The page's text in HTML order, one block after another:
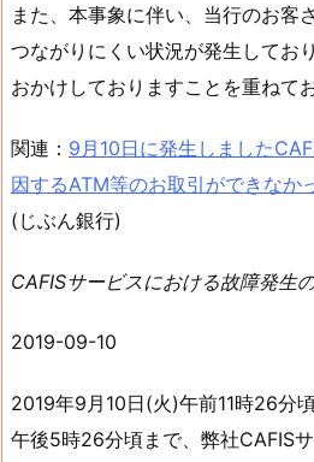
また、本事象に伴い、当行のお客
つながりにくい状況が発生してお
おかけしておりますことを重ねて
関連： 9月10日に発生しました
因するATM等のお取引ができなか
(じぶん銀行)
CAFISサービスにおける故障発生
2019-09-10
2019年9月10日(火)午前11時26分
午後5時26分頃まで、弊社CAFIS